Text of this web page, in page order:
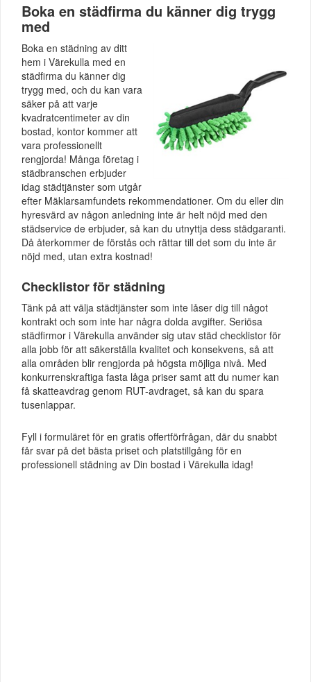
Boka en städfirma du känner dig trygg
med
Boka en städning av ditt
hem i Värekulla med en
städfirma du känner dig
trygg med, och du kan vara
säker på att varje
kvadratcentimeter av din
bostad, kontor kommer att
vara professionellt
rengjorda! Många företag i
städbranschen erbjuder
idag städtjänster som utgår
efter Mäklarsamfundets rekommendationer. Om du eller din
hyresvärd av någon anledning inte är helt nöjd med den
städservice de erbjuder, så kan du utnyttja dess städgaranti.
Då återkommer de förstås och rättar till det som du inte är
nöjd med, utan extra kostnad!
Checklistor för städning
Tänk på att välja städtjänster som inte låser dig till något
kontrakt och som inte har några dolda avgifter. Seriösa
städfirmor i Värekulla använder sig utav städ checklistor för
alla jobb för att säkerställa kvalitet och konsekvens, så att
alla områden blir rengjorda på högsta möjliga nivå. Med
konkurrenskraftiga fasta låga priser samt att du numer kan
få skatteavdrag genom RUT-avdraget, så kan du spara
tusenlappar.
Fyll i formuläret för en gratis offertförfrågan, där du snabbt
får svar på det bästa priset och platstillgång för en
professionell städning av Din bostad i Värekulla idag!